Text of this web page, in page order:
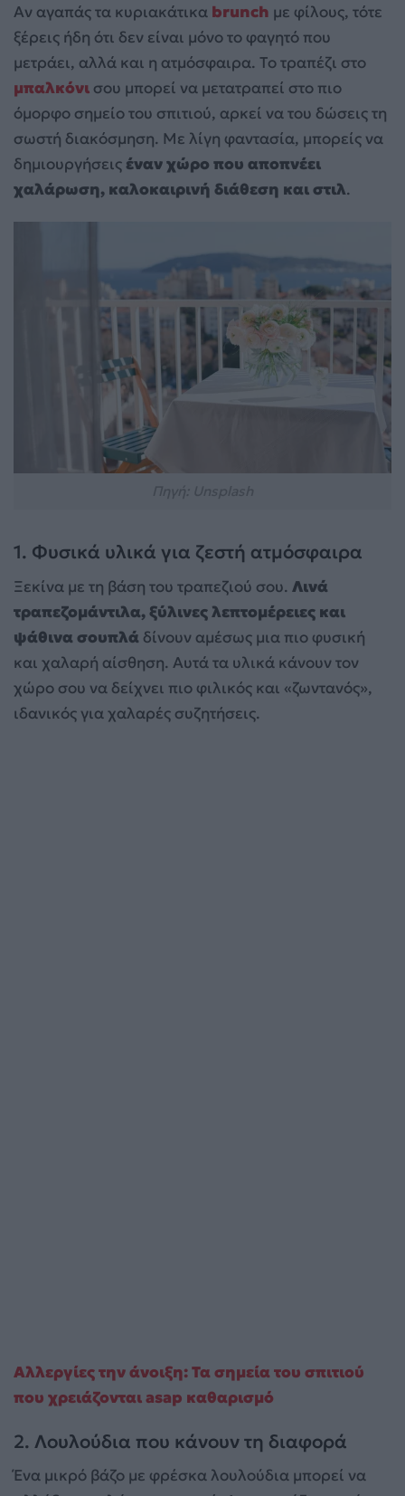
Αν αγαπάς τα κυριακάτικα brunch με φίλους, τότε
ξέρεις ήδη ότι δεν είναι μόνο το φαγητό που
μετράει, αλλά και η ατμόσφαιρα. Το τραπέζι στο
μπαλκόνι σου μπορεί να μετατραπεί στο πιο
όμορφο σημείο του σπιτιού, αρκεί να του δώσεις τη
σωστή διακόσμηση. Με λίγη φαντασία, μπορείς να
δημιουργήσεις έναν χώρο που αποπνέει
χαλάρωση, καλοκαιρινή διάθεση και στιλ.
1. Φυσικά υλικά για ζεστή ατμόσφαιρα
Ξεκίνα με τη βάση του τραπεζιού σου. Λινά
τραπεζομάντιλα, ξύλινες λεπτομέρειες και
ψάθινα σουπλά δίνουν αμέσως μια πιο φυσική
και χαλαρή αίσθηση. Αυτά τα υλικά κάνουν τον
χώρο σου να δείχνει πιο φιλικός και «ζωντανός»,
ιδανικός για χαλαρές συζητήσεις.
Αλλεργίες την άνοιξη: Τα σημεία του σπιτιού
που χρειάζονται asap καθαρισμό
2. Λουλούδια που κάνουν τη διαφορά
Ένα μικρό βάζο με φρέσκα λουλούδια μπορεί να